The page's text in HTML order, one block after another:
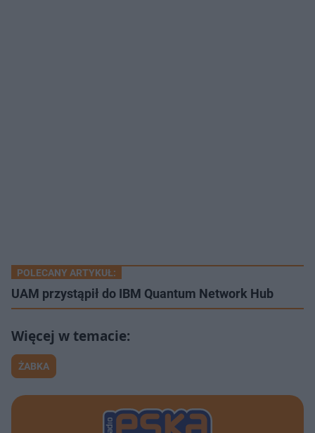
POLECANY ARTYKUŁ:
UAM przystąpił do IBM Quantum Network Hub
ŻABKA